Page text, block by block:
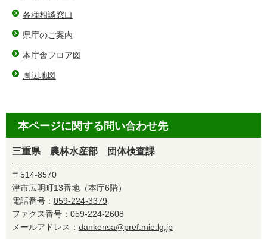
各種相談窓口
県庁のご案内
本庁舎フロア図
周辺地図
本ページに関する問い合わせ先
三重県 農林水産部 団体検査課
〒514-8570
津市広明町13番地（本庁6階）
電話番号： 059-224-3379
ファクス番号：059-224-2608
メールアドレス： dankensa@pref.mie.lg.jp